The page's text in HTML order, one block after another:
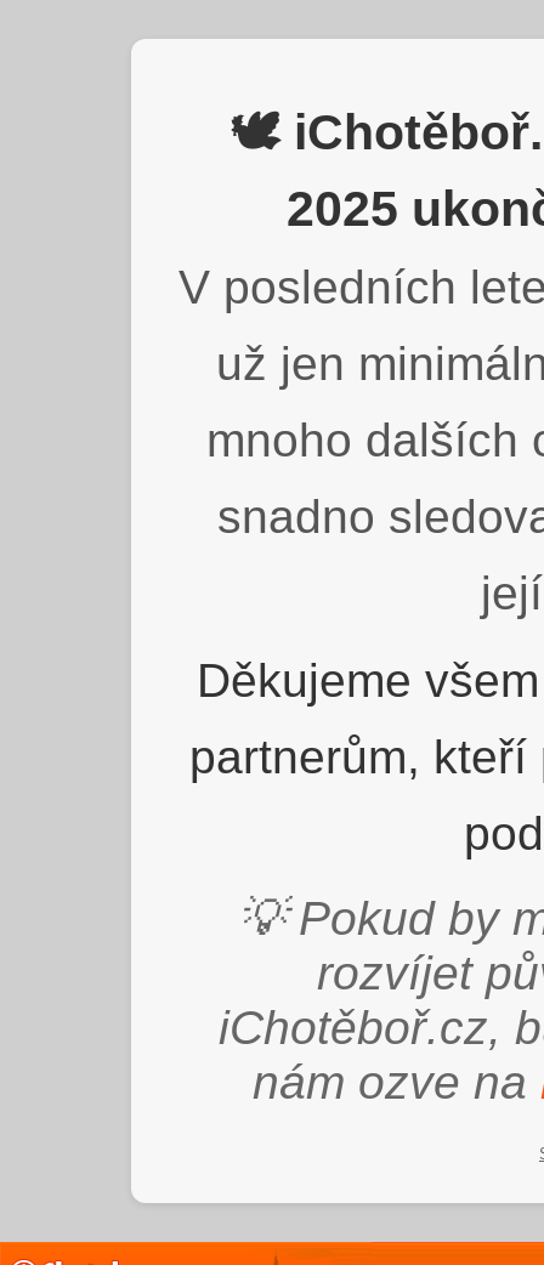
🕊️
2025
V posledních
už jen
mnoho dalších
snadno
Děkujeme
partnerům,
💡 Pokud by
rozvíjet
iChotěboř.cz,
nám ozve na